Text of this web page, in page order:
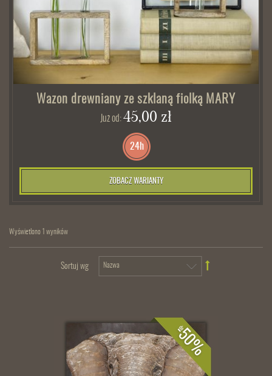
Wazon drewniany ze szklaną fiolką MARY
Już od:45,00 zł
24h
ZOBACZ WARIANTY
Wyświetlono 1 wyników
Sortuj wg